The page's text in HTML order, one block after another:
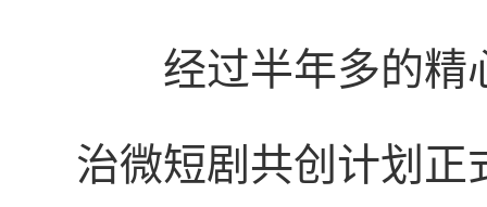
经过半年多的精
治微短剧共创计划